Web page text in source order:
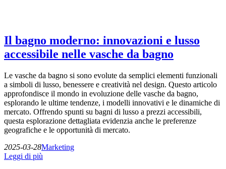
Il bagno moderno: innovazioni e lusso
accessibile nelle vasche da bagno
Le vasche da bagno si sono evolute da semplici elementi funzionali
a simboli di lusso, benessere e creatività nel design. Questo articolo
approfondisce il mondo in evoluzione delle vasche da bagno,
esplorando le ultime tendenze, i modelli innovativi e le dinamiche di
mercato. Offrendo spunti su bagni di lusso a prezzi accessibili,
questa esplorazione dettagliata evidenzia anche le preferenze
geografiche e le opportunità di mercato.
2025-03-28Marketing
Leggi di più